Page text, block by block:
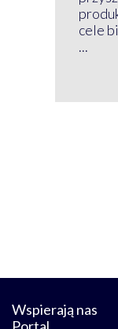
cele
...
Wspierają nas